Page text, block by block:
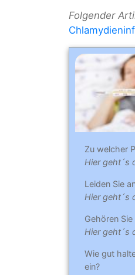
Folgender
Zu welcher
Hier geht´s
Leiden Sie
Hier geht´s
Gehören
Hier geht´s
Wie gut
ein?